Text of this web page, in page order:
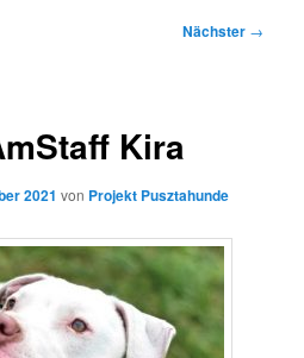
Nächster →
Kira
2021 von Projekt Pusztahunde